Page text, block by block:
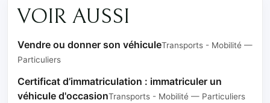
VOIR AUSSI
Vendre ou donner son véhiculeTransports - Mobilité —
Particuliers
Certificat d’immatriculation : immatriculer un
véhicule d'occasionTransports - Mobilité — Particuliers